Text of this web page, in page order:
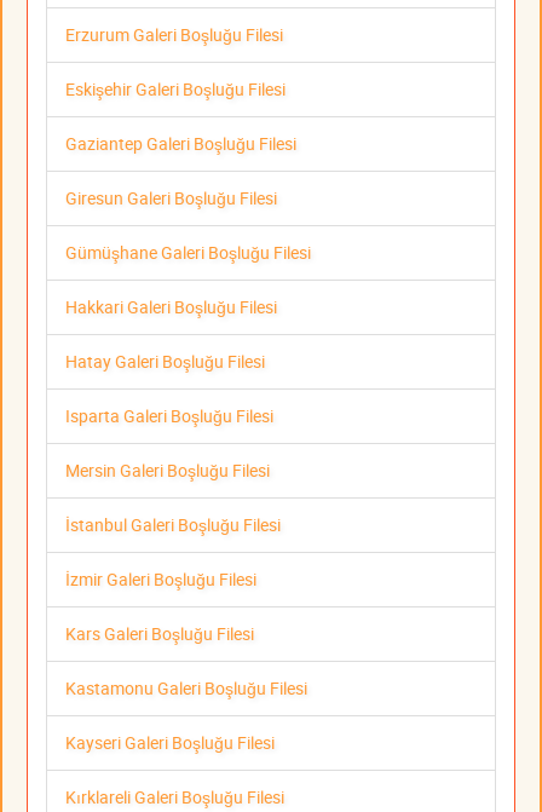
Erzurum Galeri Boşluğu Filesi
Eskişehir Galeri Boşluğu Filesi
Gaziantep Galeri Boşluğu Filesi
Giresun Galeri Boşluğu Filesi
Gümüşhane Galeri Boşluğu Filesi
Hakkari Galeri Boşluğu Filesi
Hatay Galeri Boşluğu Filesi
Isparta Galeri Boşluğu Filesi
Mersin Galeri Boşluğu Filesi
İstanbul Galeri Boşluğu Filesi
İzmir Galeri Boşluğu Filesi
Kars Galeri Boşluğu Filesi
Kastamonu Galeri Boşluğu Filesi
Kayseri Galeri Boşluğu Filesi
Kırklareli Galeri Boşluğu Filesi